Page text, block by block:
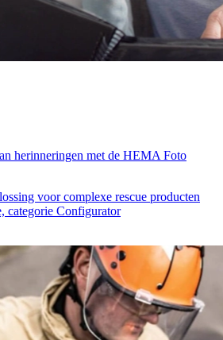
herinneringen met de HEMA Foto
voor complexe rescue producten
categorie Configurator